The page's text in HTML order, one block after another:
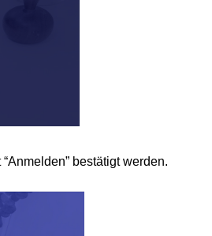
bestätigt werden.